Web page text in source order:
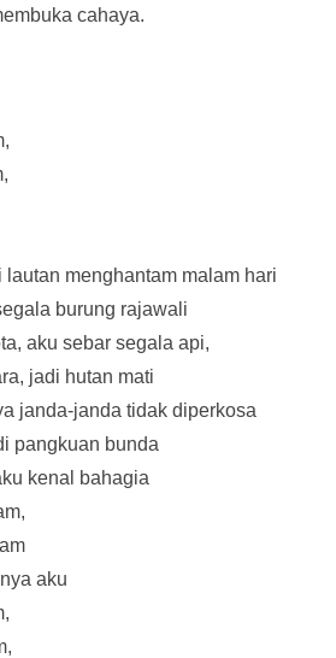
cahaya.
menghantam malam hari
burung rajawali
aku sebar segala api,
jadi hutan mati
janda-janda tidak diperkosa
pangkuan bunda
kenal bahagia
aku